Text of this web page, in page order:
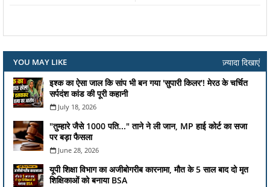
YOU MAY LIKE
ज़्यादा दिखाएं
इश्क का ऐसा जाल कि सांप भी बन गया 'सुपारी किलर'! मेरठ के चर्चित
सर्पदंश कांड की पूरी कहानी
July 18, 2026
"तुम्हारे जैसे 1000 पति..." ताने ने ली जान, MP हाई कोर्ट का सजा
पर बड़ा फैसला
June 28, 2026
यूपी शिक्षा विभाग का अजीबोगरीब कारनामा, मौत के 5 साल बाद दो मृत
शिक्षिकाओं को बनाया BSA